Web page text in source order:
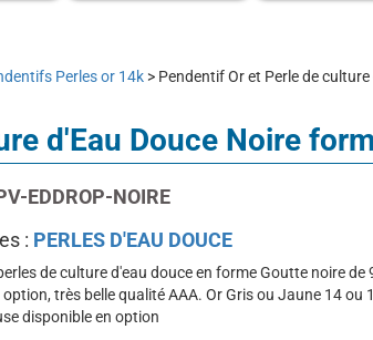
Perles or 14k > Pendentif Or et Perle de
d'Eau Douce Noire
EDDROP-NOIRE
: PERLES D'EAU DOUCE
de culture d'eau douce en forme Goutte noire de
très belle qualité AAA. Or Gris ou Jaune 14 ou
disponible en option